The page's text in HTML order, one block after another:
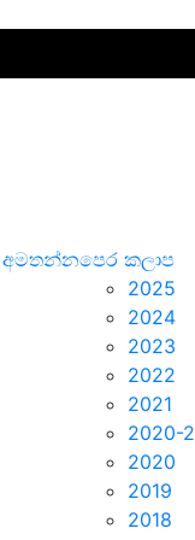
අමතන්නපෙර කලාප
2025
2024
2023
2022
2021
2020-2
2020
2019
2018